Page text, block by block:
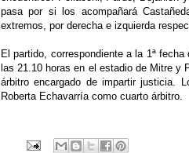
pasa por si los acompañará
extremos, por derecha e izquierda
El partido, correspondiente a la 1ª
las 21.10 horas en el estadio de Mitre y
árbitro encargado de impartir justicia.
Roberta Echavarría como cuarto árbitro.